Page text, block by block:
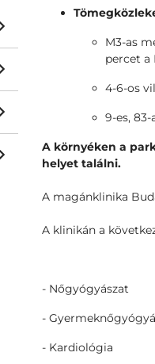
M3-as
percet a
4-6-os
9-es,
A környéken a
helyet találni.
A magánklinika
A klinikán a
- Nőgyógyászat
-
- Kardiológia